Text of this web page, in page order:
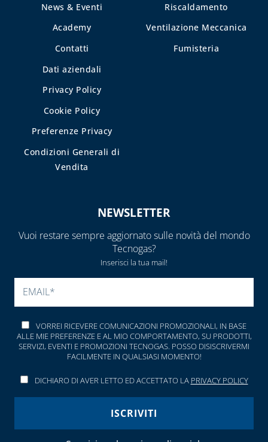
News & Eventi
Academy
Contatti
Dati aziendali
Privacy Policy
Cookie Policy
Preferenze Privacy
Condizioni Generali di
Vendita
Riscaldamento
Ventilazione Meccanica
Fumisteria
NEWSLETTER
Vuoi restare sempre aggiornato sulle novità del mondo
Tecnogas?
Inserisci la tua mail!
VORREI RICEVERE COMUNICAZIONI PROMOZIONALI, IN BASE
ALLE MIE PREFERENZE E AL MIO COMPORTAMENTO, SU PRODOTTI,
SERVIZI, EVENTI E PROMOZIONI TECNOGAS. POSSO DISISCRIVERMI
FACILMENTE IN QUALSIASI MOMENTO!
DICHIARO DI AVER LETTO ED ACCETTATO LA PRIVACY POLICY